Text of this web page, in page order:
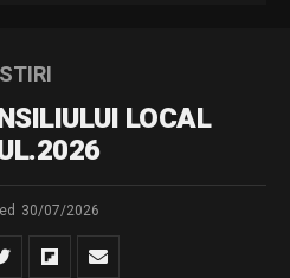
STIRI
LOCAL
30/07/2026